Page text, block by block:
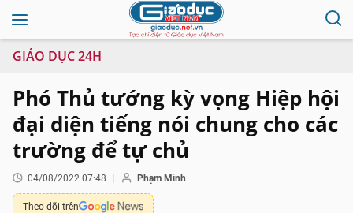
GIÁO DỤC 24H
Phó Thủ tướng kỳ vọng Hiệp hội
đại diện tiếng nói chung cho các
trường để tự chủ
04/08/2022 07:48 Phạm Minh
Theo dõi trên